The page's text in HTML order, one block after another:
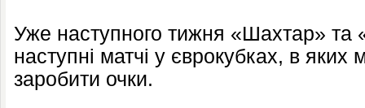
Уже наступного тижня «Шахтар» та
наступні матчі у єврокубках, в яких
заробити очки.